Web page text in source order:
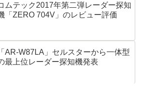
ムテック2017年第二弾レーダー探知
「ZERO 704V」のレビュー評価
「AR-W87LA」セルスターから一体型
最上位レーダー探知機発表